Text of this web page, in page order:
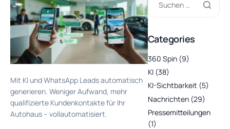
Mit KI und WhatsApp Leads automatisch
generieren. Weniger Aufwand, mehr
qualifizierte Kundenkontakte für Ihr
Autohaus – vollautomatisiert.
Categories
360 Spin(9)
KI(38)
KI-Sichtbarkeit (5)
Nachrichten(29)
Pressemitteilungen
(1)